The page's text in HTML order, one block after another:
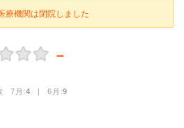
療機関は閉院しました
－
7月:4 | 6月:9